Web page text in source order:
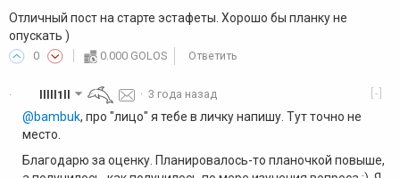
Отличный пост на старте эстафеты. Хорошо бы планку не
опускать )
0 0.000 GOLOS Ответить
· [-]
lllll1ll ·3 года назад
@bambuk, про "лицо" я тебе в личку напишу. Тут точно не
место.
Благодарю за оценку. Планировалось-то планочкой повыше,